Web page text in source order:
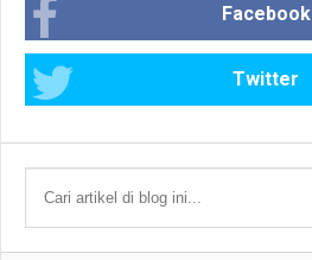
Facebook
Twitter